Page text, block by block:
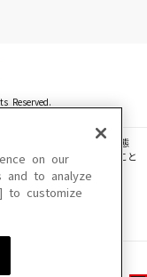
Reserved.
動画・音声等を、手段や形態
載、ファイル化などすること
場合があります。
があります。
on our
and to analyze
to customize